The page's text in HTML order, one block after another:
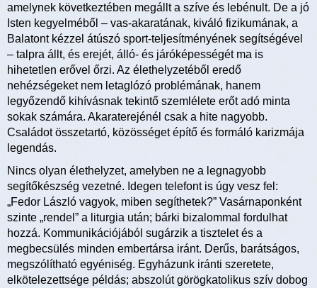
amelynek következtében megállt a szíve és lebénult. De a jó
Isten kegyelméből – vas-akaratának, kiváló fizikumának, a
Balatont kézzel átúszó sport-teljesítményének segítségével
– talpra állt, és erejét, álló- és járóképességét ma is
hihetetlen erővel őrzi. Az élethelyzetéből eredő
nehézségeket nem letaglózó problémának, hanem
legyőzendő kihívásnak tekintő szemlélete erőt adó minta
sokak számára. Akaraterejénél csak a hite nagyobb.
Családot összetartó, közösséget építő és formáló karizmája
legendás.
Nincs olyan élethelyzet, amelyben ne a legnagyobb
segítőkészség vezetné. Idegen telefont is úgy vesz fel:
„Fedor László vagyok, miben segíthetek?” Vasárnaponként
szinte „rendel” a liturgia után; bárki bizalommal fordulhat
hozzá. Kommunikációjából sugárzik a tisztelet és a
megbecsülés minden embertársa iránt. Derűs, barátságos,
megszólítható egyéniség. Egyházunk iránti szeretete,
elkötelezettsége példás; abszolút görögkatolikus szív dobog